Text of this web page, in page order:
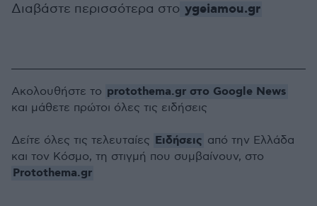
Διαβάστε περισσότερα στο ygeiamou.gr
Ακολουθήστε το protothema.gr στο Google News
και μάθετε πρώτοι όλες τις ειδήσεις
Δείτε όλες τις τελευταίες Ειδήσεις από την Ελλάδα
και τον Κόσμο, τη στιγμή που συμβαίνουν, στο
Protothema.gr